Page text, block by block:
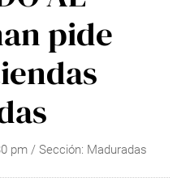
pide
pm / Sección: Maduradas